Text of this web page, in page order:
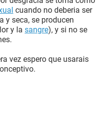
cuando no deberia ser
y seca, se producen
y la sangre), y si no se
vez espero que usarais